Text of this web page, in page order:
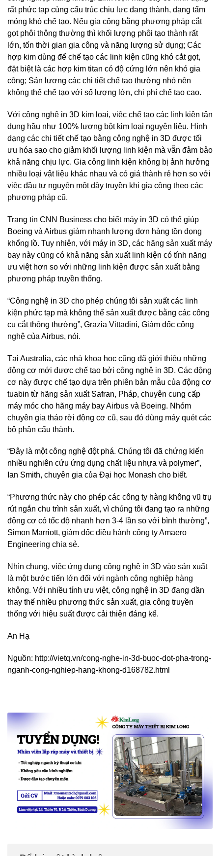
rất phức tạp cùng cấu trúc chịu lực dạng thành, dạng tấm
mỏng khó chế tạo. Nếu gia công bằng phương pháp cắt
gọt phôi thông thường thì khối lượng phôi tạo thành rất
lớn, tốn thời gian gia công và năng lượng sử dụng; Các
hợp kim dùng để chế tạo các linh kiện cũng khó cắt gọt,
đặt biệt là các hợp kim titan có độ cứng lớn nên khó gia
công; Sản lượng các chi tiết chế tạo thường nhỏ nên
không thể chế tạo với số lượng lớn, chi phí chế tạo cao.
Với công nghệ in 3D kim loại, việc chế tạo các linh kiện tận
dụng hầu như 100% lượng bột kim loại nguyên liệu. Hình
dạng các chi tiết chế tạo bằng công nghệ in 3D được tối
ưu hóa sao cho giảm khối lượng linh kiện mà vẫn đảm bảo
khả năng chịu lực. Gia công linh kiện không bị ảnh hưởng
nhiều loại vật liệu khác nhau và có giá thành rẻ hơn so với
việc đầu tư nguyên một dây truyền khi gia công theo các
phương pháp cũ.
Trang tin CNN Business cho biết máy in 3D có thể giúp
Boeing và Airbus giảm nhanh lượng đơn hàng tồn đọng
khổng lồ. Tuy nhiên, với máy in 3D, các hãng sản xuất máy
bay này cũng có khả năng sản xuất linh kiện có tính năng
ưu việt hơn so với những linh kiện được sản xuất bằng
phương pháp truyền thống.
“Công nghệ in 3D cho phép chúng tôi sản xuất các linh
kiện phức tạp mà không thể sản xuất được bằng các công
cụ cắt thông thường”, Grazia Vittadini, Giám đốc công
nghệ của Airbus, nói.
Tại Australia, các nhà khoa học cũng đã giới thiệu những
động cơ mới được chế tạo bởi công nghệ in 3D. Các động
cơ này được chế tạo dựa trên phiên bản mẫu của động cơ
tuabin từ hãng sản xuất Safran, Pháp, chuyên cung cấp
máy móc cho hãng máy bay Airbus và Boeing. Nhóm
chuyên gia tháo rời động cơ cũ, sau đó dùng máy quét các
bộ phận cấu thành.
“Đây là một công nghệ đột phá. Chúng tôi đã chứng kiến
nhiều nghiên cứu ứng dụng chất liệu nhựa và polymer”,
Ian Smith, chuyên gia của Đại học Monash cho biết.
“Phương thức này cho phép các công ty hàng không vũ trụ
rút ngắn chu trình sản xuất, vì chúng tôi đang tạo ra những
động cơ có tốc độ nhanh hơn 3-4 lần so với bình thường”,
Simon Marriott, giám đốc điều hành công ty Amaero
Engineering chia sẻ.
Nhìn chung, việc ứng dụng công nghệ in 3D vào sản xuất
là một bước tiến lớn đối với ngành công nghiệp hàng
không. Với nhiều tính ưu việt, công nghệ in 3D đang dần
thay thế nhiều phương thức sản xuất, gia công truyền
thống với hiệu suất được cải thiện đáng kể.
An Hạ
Nguồn: http://vietq.vn/cong-nghe-in-3d-buoc-dot-pha-trong-
nganh-cong-nghiep-hang-khong-d168782.html